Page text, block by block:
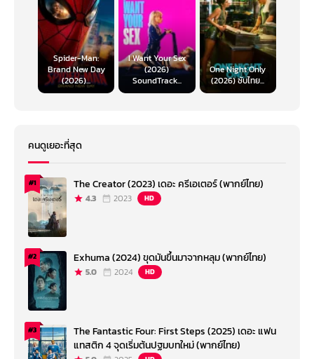
Spider-Man:
Brand New Day
(2026)...
I Want Your Sex
(2026)
SoundTrack...
One Night Only
(2026) ซับไทย...
คนดูเยอะที่สุด
#1 The Creator (2023) เดอะ ครีเอเตอร์ (พากย์ไทย)
4.3 2023 HD
#2 Exhuma (2024) ขุดมันขึ้นมาจากหลุม (พากย์ไทย)
5.0 2024 HD
#3
The Fantastic Four: First Steps (2025) เดอะ แฟน
แทสติก 4 จุดเริ่มต้นปฐมบทใหม่ (พากย์ไทย)